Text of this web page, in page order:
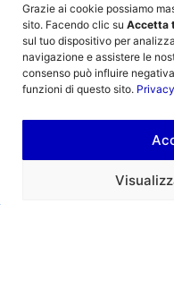
Grazie ai cookie possiamo
sito. Facendo clic su Accetta
sul tuo dispositivo per
navigazione e assistere le
consenso può influire
funzioni di questo sito.
Risultati:
nel primo anno di
sono state rimodulate
introdotte all’interno
pandemia. Nei due
consulenti pedagogici
attività di educativa
raccogliendo dati e
la prima stesura della